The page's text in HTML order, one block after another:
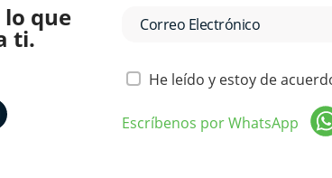
que
ti.
He leído y estoy de
Escríbenos por WhatsApp